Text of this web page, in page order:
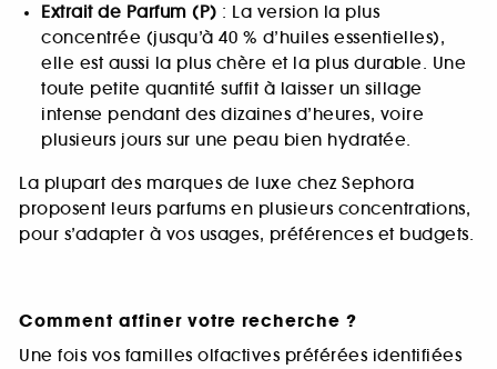
Extrait de Parfum (P) : La version la plus
concentrée (jusqu’à 40 % d’huiles essentielles),
elle est aussi la plus chère et la plus durable. Une
toute petite quantité suffit à laisser un sillage
intense pendant des dizaines d’heures, voire
plusieurs jours sur une peau bien hydratée.
La plupart des marques de luxe chez Sephora
proposent leurs parfums en plusieurs concentrations,
pour s’adapter à vos usages, préférences et budgets.
Comment affiner votre recherche ?
Une fois vos familles olfactives préférées identifiées